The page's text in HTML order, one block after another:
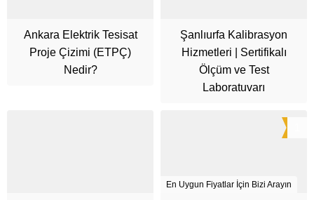
Ankara Elektrik Tesisat
Proje Çizimi (ETPÇ)
Nedir?
Şanlıurfa Kalibrasyon
Hizmetleri | Sertifikalı
Ölçüm ve Test
Laboratuvarı
En Uygun Fiyatlar İçin Bizi Arayın